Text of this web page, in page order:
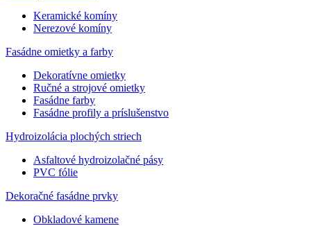
Keramické komíny
Nerezové komíny
Fasádne omietky a farby
Dekoratívne omietky
Ručné a strojové omietky
Fasádne farby
Fasádne profily a príslušenstvo
Hydroizolácia plochých striech
Asfaltové hydroizolačné pásy
PVC fólie
Dekoračné fasádne prvky
Obkladové kamene